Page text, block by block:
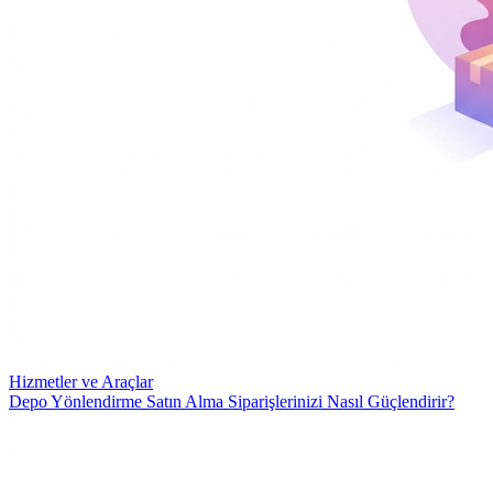
Hizmetler ve Araçlar
Depo Yönlendirme Satın Alma Siparişlerinizi Nasıl Güçlendirir?